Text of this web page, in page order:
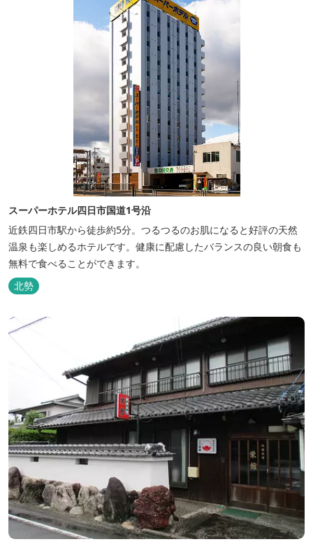
スーパーホテル四日市国道1号沿
近鉄四日市駅から徒歩約5分。つるつるのお肌になると好評の天然
温泉も楽しめるホテルです。健康に配慮したバランスの良い朝食も
無料で食べることができます。
北勢